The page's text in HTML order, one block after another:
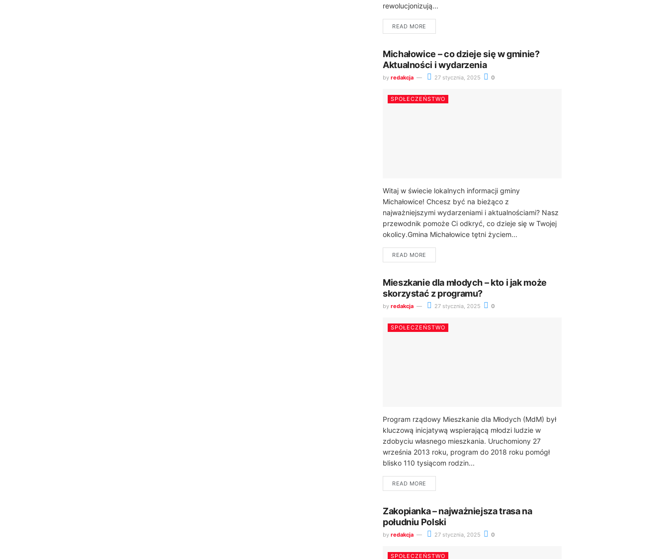
rewolucjonizują...
READ MORE
Michałowice – co dzieje się w gminie?
Aktualności i wydarzenia
by redakcja 27 stycznia, 2025 0
SPOŁECZEŃSTWO
Witaj w świecie lokalnych informacji gminy
Michałowice! Chcesz być na bieżąco z
najważniejszymi wydarzeniami i aktualnościami? Nasz
przewodnik pomoże Ci odkryć, co dzieje się w Twojej
okolicy.Gmina Michałowice tętni życiem...
READ MORE
Mieszkanie dla młodych – kto i jak może
skorzystać z programu?
by redakcja 27 stycznia, 2025 0
SPOŁECZEŃSTWO
Program rządowy Mieszkanie dla Młodych (MdM) był
kluczową inicjatywą wspierającą młodzi ludzie w
zdobyciu własnego mieszkania. Uruchomiony 27
września 2013 roku, program do 2018 roku pomógł
blisko 110 tysiącom rodzin...
READ MORE
Zakopianka – najważniejsza trasa na
południu Polski
by redakcja 27 stycznia, 2025 0
SPOŁECZEŃSTWO